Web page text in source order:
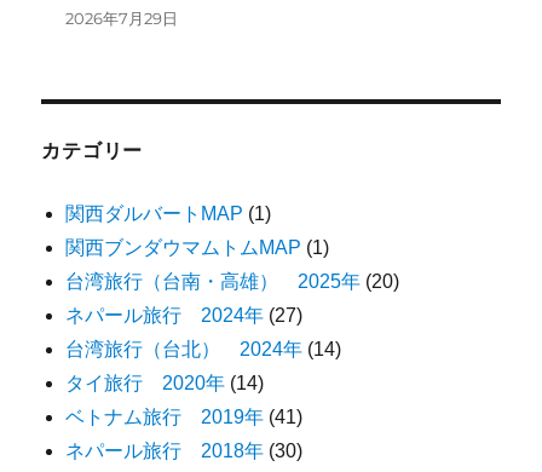
2026年7月29日
カテゴリー
関西ダルバートMAP (1)
関西ブンダウマムトムMAP (1)
台湾旅行（台南・高雄） 2025年 (20)
ネパール旅行 2024年 (27)
台湾旅行（台北） 2024年 (14)
タイ旅行 2020年 (14)
ベトナム旅行 2019年 (41)
ネパール旅行 2018年 (30)